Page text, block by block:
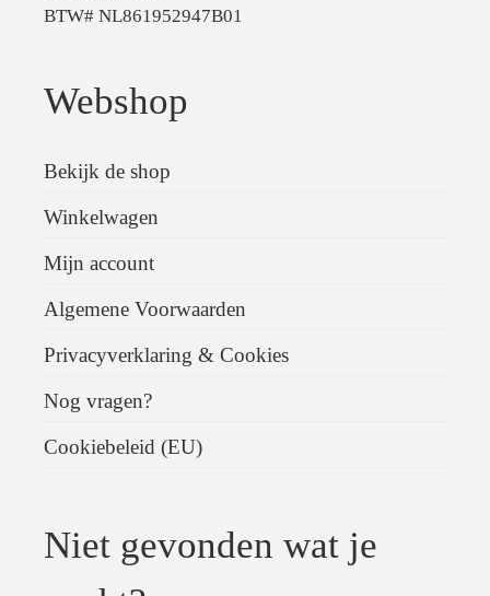
BTW# NL861952947B01
Webshop
Bekijk de shop
Winkelwagen
Mijn account
Algemene Voorwaarden
Privacyverklaring & Cookies
Nog vragen?
Cookiebeleid (EU)
Niet gevonden wat je